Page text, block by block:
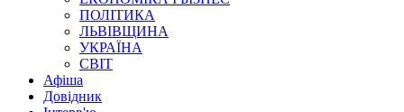
ПОЛІТИКА
ЛЬВІВЩИНА
УКРАЇНА
СВІТ
Афіша
Довідник